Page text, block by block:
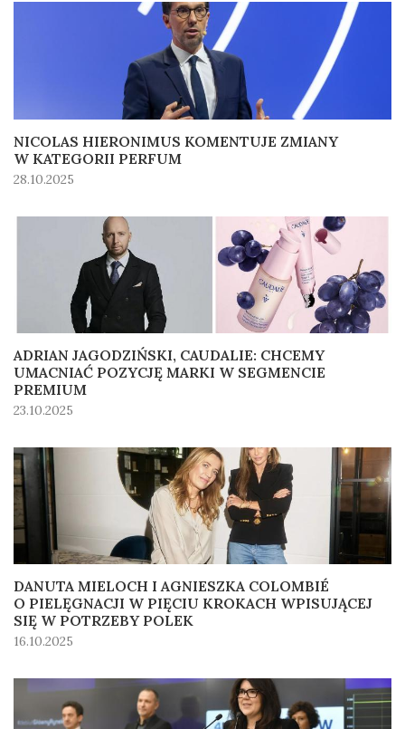
NICOLAS HIERONIMUS KOMENTUJE ZMIANY
W KATEGORII PERFUM
28.10.2025
ADRIAN JAGODZIŃSKI, CAUDALIE: CHCEMY
UMACNIAĆ POZYCJĘ MARKI W SEGMENCIE
PREMIUM
23.10.2025
DANUTA MIELOCH I AGNIESZKA COLOMBIÉ
O PIELĘGNACJI W PIĘCIU KROKACH WPISUJĄCEJ
SIĘ W POTRZEBY POLEK
16.10.2025